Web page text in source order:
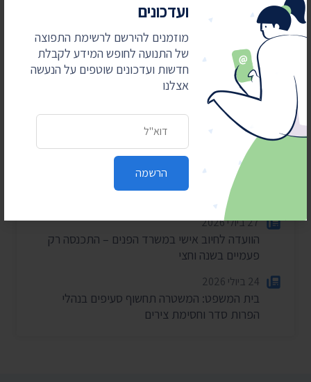
ועדכונים
מוזמנים להירשם לרשימת התפוצה
של התנועה לחופש המידע לקבלת
חדשות ועדכונים שוטפים על הנעשה
אצלנו
הרשמה
חדשות אחרונות
4 באוגוסט 2026
חשפנו: דוחות הביקורת על לימודי ליבה במוסדות
חרדיים
עתרנו וחשפנו: יומן הפגישות של השרה עידית סילמן
ל-2025
הוצאות מעונות ראש הממשלה ל-2025-2026
27 ביולי 2026
הוועדה לחיוב אישי במשרד הפנים – התכנסה רק
פעמיים בשנה וחצי
24 ביולי 2026
בית המשפט: המשטרה תחשוף סעיפים בנהלי
הפרות סדר וחסימת צירים